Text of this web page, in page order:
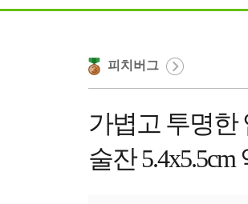
피치버그
가볍고 투명한
술잔 5.4x5.5cm